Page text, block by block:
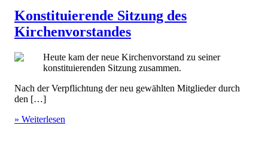
Konstituierende Sitzung des
Kirchenvorstandes
Heute kam der neue Kirchenvorstand zu seiner
konstituierenden Sitzung zusammen.
Nach der Verpflichtung der neu gewählten Mitglieder durch
den […]
» Weiterlesen